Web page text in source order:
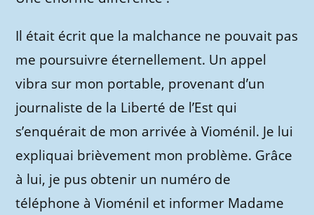
Il était écrit que la malchance ne pouvait pas
me poursuivre éternellement. Un appel
vibra sur mon portable, provenant d’un
journaliste de la Liberté de l’Est qui
s’enquérait de mon arrivée à Vioménil. Je lui
expliquai brièvement mon problème. Grâce
à lui, je pus obtenir un numéro de
téléphone à Vioménil et informer Madame